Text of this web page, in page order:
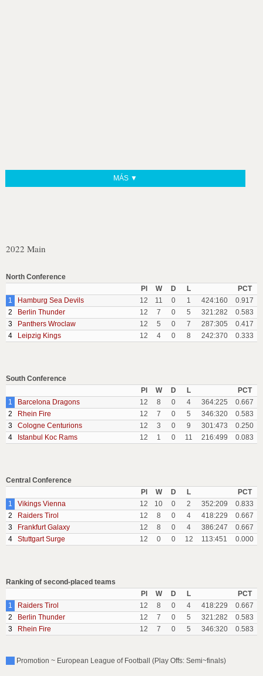
MÁS ▼
2022 Main
North Conference
Pl
W D L
PCT
1
Hamburg Sea Devils 12 11 0 1 424:160
0.917
2
Berlin Thunder 12 7 0 5 321:282
0.583
3
Panthers Wroclaw 12 5 0 7 287:305
0.417
4
Leipzig Kings 12 4 0 8 242:370 0.333
South Conference
Pl
W D L
PCT
1
Barcelona Dragons 12 8 0 4 364:225
0.667
2
Rhein Fire 12 7 0 5 346:320
0.583
3
Cologne Centurions 12 3 0 9 301:473
0.250
4
Istanbul Koc Rams 12 1 0 11 216:499 0.083
Central Conference
Pl
W D L
PCT
1
Vikings Vienna 12 10 0 2 352:209
0.833
2
Raiders Tirol 12 8 0 4 418:229
0.667
3
Frankfurt Galaxy 12 8 0 4 386:247
0.667
4
Stuttgart Surge 12 0 0 12 113:451 0.000
Ranking of second-placed teams
Pl
W D L
PCT
1
Raiders Tirol 12 8 0 4 418:229
0.667
2
Berlin Thunder 12 7 0 5 321:282
0.583
3
Rhein Fire 12 7 0 5 346:320 0.583
Promotion ~ European League of Football (Play Offs: Semi~finals)